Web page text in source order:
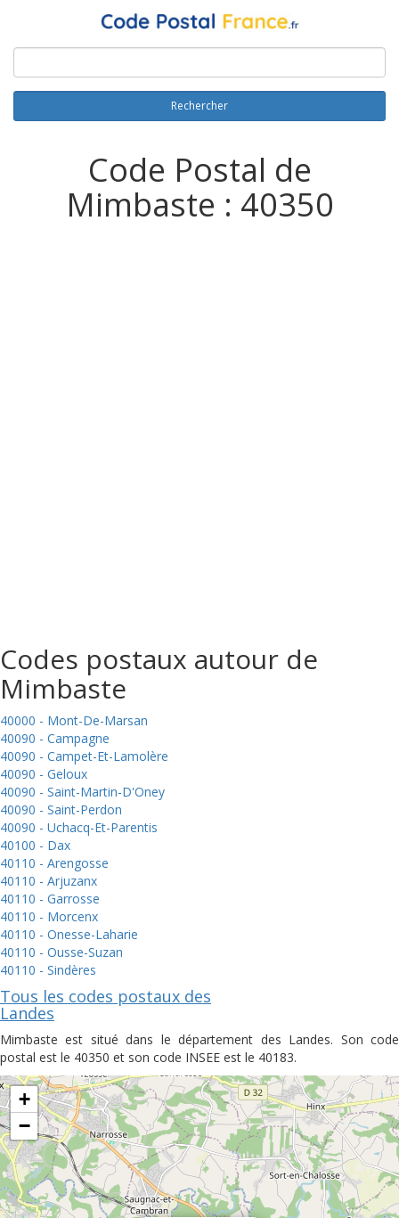
Rechercher
Code Postal de
Mimbaste : 40350
Codes postaux autour de
Mimbaste
40000 - Mont-De-Marsan
40090 - Campagne
40090 - Campet-Et-Lamolère
40090 - Geloux
40090 - Saint-Martin-D'Oney
40090 - Saint-Perdon
40090 - Uchacq-Et-Parentis
40100 - Dax
40110 - Arengosse
40110 - Arjuzanx
40110 - Garrosse
40110 - Morcenx
40110 - Onesse-Laharie
40110 - Ousse-Suzan
40110 - Sindères
Tous les codes postaux des
Landes
Mimbaste est situé dans le département des Landes. Son code
postal est le 40350 et son code INSEE est le 40183.
+
−